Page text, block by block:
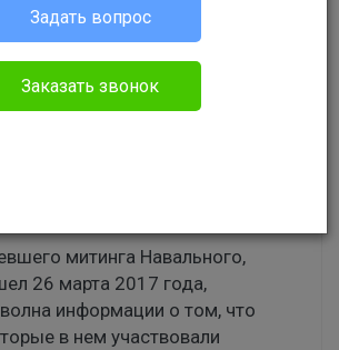
митинга Навального,
26 марта 2017 года,
информации о том, что
в нем участвовали
Задать вопрос
Заказать звонок